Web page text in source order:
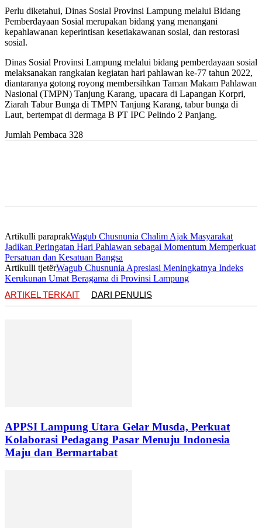
Perlu diketahui, Dinas Sosial Provinsi Lampung melalui Bidang
Pemberdayaan Sosial merupakan bidang yang menangani
kepahlawanan keperintisan kesetiakawanan sosial, dan restorasi
sosial.
Dinas Sosial Provinsi Lampung melalui bidang pemberdayaan sosial
melaksanakan rangkaian kegiatan hari pahlawan ke-77 tahun 2022,
diantaranya gotong royong membersihkan Taman Makam Pahlawan
Nasional (TMPN) Tanjung Karang, upacara di Lapangan Korpri,
Ziarah Tabur Bunga di TMPN Tanjung Karang, tabur bunga di
Laut, bertempat di dermaga B PT IPC Pelindo 2 Panjang.
Jumlah Pembaca 328
Artikulli paraprakWagub Chusnunia Chalim Ajak Masyarakat
Jadikan Peringatan Hari Pahlawan sebagai Momentum Memperkuat
Persatuan dan Kesatuan Bangsa
Artikulli tjetërWagub Chusnunia Apresiasi Meningkatnya Indeks
Kerukunan Umat Beragama di Provinsi Lampung
ARTIKEL TERKAIT
DARI PENULIS
APPSI Lampung Utara Gelar Musda, Perkuat
Kolaborasi Pedagang Pasar Menuju Indonesia
Maju dan Bermartabat